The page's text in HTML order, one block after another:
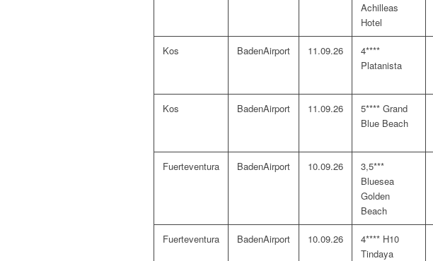
Achilleas
Hotel
Kos BadenAirport 11.09.26
4****
Platanista
Kos BadenAirport 11.09.26
5**** Grand
Blue Beach
Fuerteventura BadenAirport 10.09.26
3,5***
Bluesea
Golden
Beach
Fuerteventura BadenAirport 10.09.26
4**** H10
Tindaya